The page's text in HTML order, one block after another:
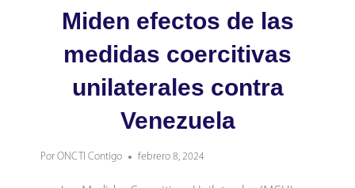
Miden efectos de las
medidas coercitivas
unilaterales contra
Venezuela
Por ONCTI Contigo febrero 8, 2024